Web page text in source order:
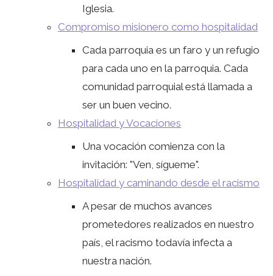
Iglesia.
Compromiso misionero como hospitalidad
Cada parroquia es un faro y un refugio
para cada uno en la parroquia. Cada
comunidad parroquial está llamada a
ser un buen vecino.
Hospitalidad y Vocaciones
Una vocación comienza con la
invitación: "Ven, sígueme".
Hospitalidad y caminando desde el racismo
A pesar de muchos avances
prometedores realizados en nuestro
país, el racismo todavía infecta a
nuestra nación.